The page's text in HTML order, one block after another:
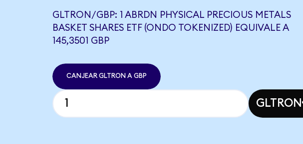
GLTRON/GBP: 1 ABRDN PHYSICAL PRECIOUS METALS
BASKET SHARES ETF (ONDO TOKENIZED) EQUIVALE A
145,3501 GBP
CANJEAR GLTRON A GBP
GLTRON